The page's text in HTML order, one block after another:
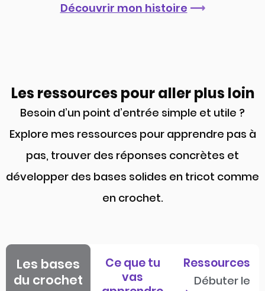
Découvrir mon histoire ⟶
Les ressources pour aller plus loin
Besoin d’un point d’entrée simple et utile ?
Explore mes ressources pour apprendre pas à
pas, trouver des réponses concrètes et
développer des bases solides en tricot comme
en crochet.
Les bases
du crochet
Ce que tu
vas
Ressources
Débuter le